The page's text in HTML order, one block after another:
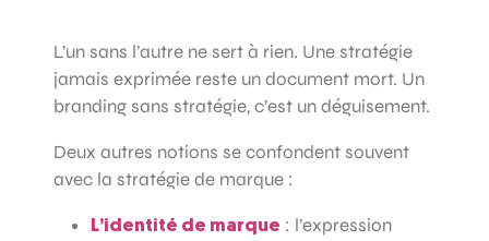
L’un sans l’autre ne sert à rien. Une stratégie
jamais exprimée reste un document mort. Un
branding sans stratégie, c’est un déguisement.
Deux autres notions se confondent souvent
avec la stratégie de marque :
L’identité de marque : l’expression